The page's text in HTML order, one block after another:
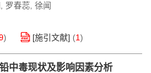
, 罗春蕊, 徐闻
) [施引文献] (1)
中毒现状及影响因素分析